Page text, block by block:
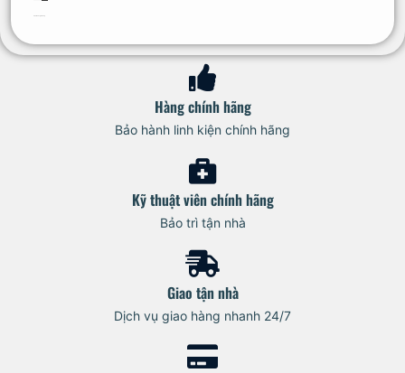
Hàng chính hãng
Bảo hành linh kiện chính hãng
Kỹ thuật viên chính hãng
Bảo trì tận nhà
Giao tận nhà
Dịch vụ giao hàng nhanh 24/7